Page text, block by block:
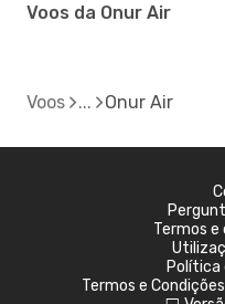
Voos da Onur Air
Voos Onur Air
Termos e
Política
Termos e